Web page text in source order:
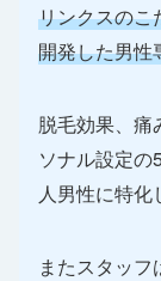
リンクスのこ
開発した男性
脱毛効果、痛
ソナル設定
人男性に特化
またスタッ